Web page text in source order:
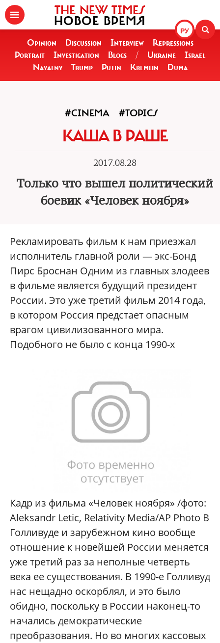
РУ
THE NEW TIMES
НОВОЕ ВРЕМЯ
Opinion Discussion Interview
Repressions
Portrait
Investigation Blogs / Ukraine
Israel
Navalny
Trump Putin Kremlin Duma
#CINEMA #TOPICS
КАША В РАШЕ
2017.08.28
Только что вышел политический
боевик «Человек ноября»
Рекламировать фильм к нам приезжал
исполнитель главной роли — экс-Бонд
Пирс Броснан Одним из главных злодеев
в фильме является будущий президент
России. Это уже третий фильм 2014 года,
в котором Россия предстает опасным
врагом цивилизованного мира.
Подобного не было с конца 1990-х
Кадр из фильма «Человек ноября» /фото:
Aleksandr Letic, Relativity Media/AP Photo В
Голливуде и зарубежном кино вообще
отношение к новейшей России меняется
уже третий раз за неполные четверть
века ее существования. В 1990-е Голливуд
нас нещадно оскорблял, и это было
обидно, поскольку в России наконец-то
начались демократические
преобразования. Но во многих кассовых